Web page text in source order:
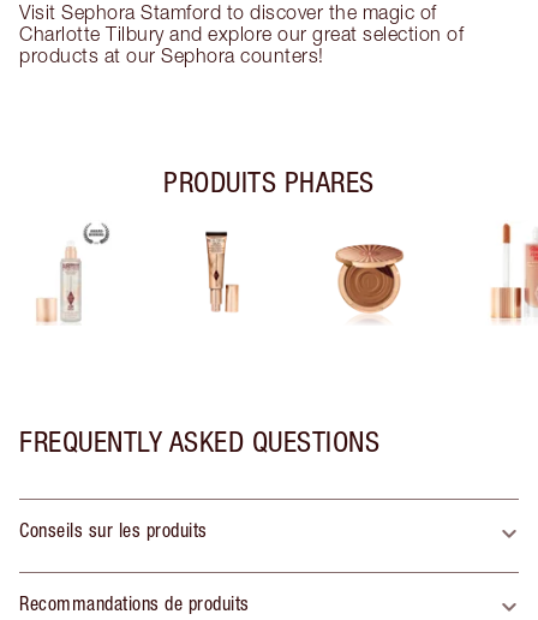
Visit Sephora Stamford to discover the magic of
Charlotte Tilbury and explore our great selection of
products at our Sephora counters!
PRODUITS PHARES
FREQUENTLY ASKED QUESTIONS
Conseils sur les produits
Recommandations de produits